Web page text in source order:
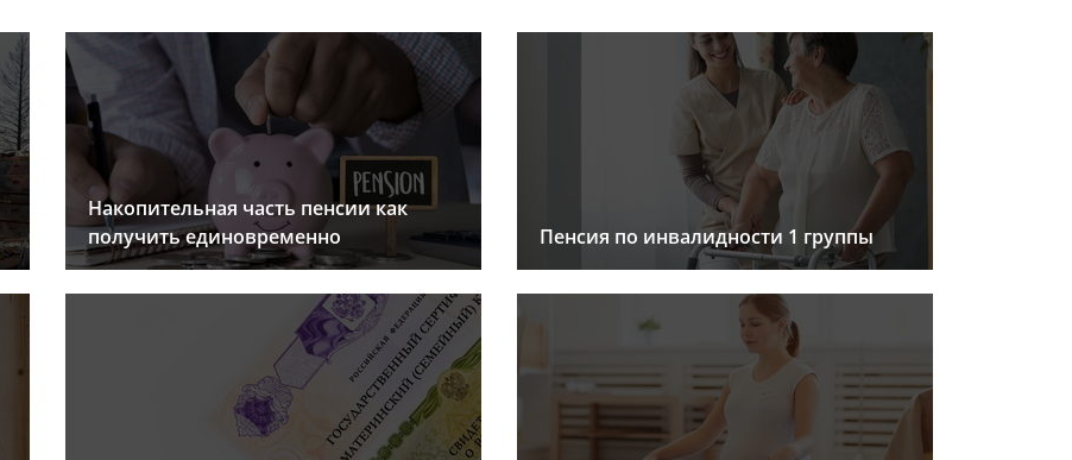
Накопительная часть пенсии как
получить единовременно
Пенсия по инвалидности 1 группы